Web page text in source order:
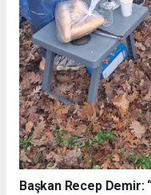
Başkan Recep